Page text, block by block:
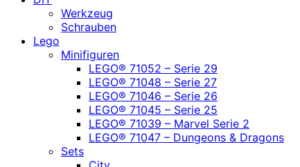
Werkzeug
Schrauben
Lego
Minifiguren
LEGO® 71052 – Serie 29
LEGO® 71048 – Serie 27
LEGO® 71046 – Serie 26
LEGO® 71045 – Serie 25
LEGO® 71039 – Marvel Serie 2
LEGO® 71047 – Dungeons & Dragons
Sets